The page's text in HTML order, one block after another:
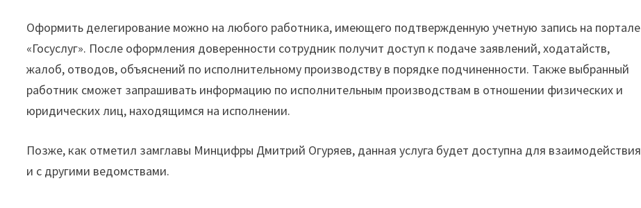
Оформить делегирование можно на любого работника, имеющего подтвержденную учетную запись на портале
«Госуслуг». После оформления доверенности сотрудник получит доступ к подаче заявлений, ходатайств,
жалоб, отводов, объяснений по исполнительному производству в порядке подчиненности. Также выбранный
работник сможет запрашивать информацию по исполнительным производствам в отношении физических и
юридических лиц, находящимся на исполнении.
Позже, как отметил замглавы Минцифры Дмитрий Огуряев, данная услуга будет доступна для взаимодействия
и с другими ведомствами.